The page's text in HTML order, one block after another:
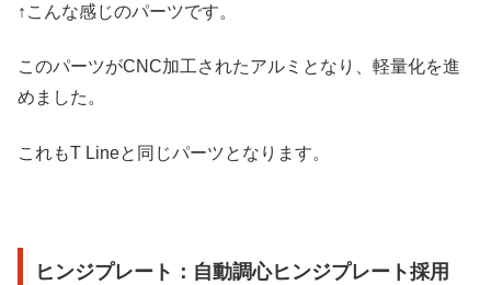
↑こんな感じのパーツです。
このパーツがCNC加工されたアルミとなり、軽量化を進
めました。
これもT Lineと同じパーツとなります。
ヒンジプレート：自動調心ヒンジプレート採用